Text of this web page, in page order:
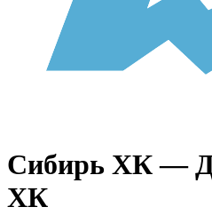
Сибирь ХК —
ХК